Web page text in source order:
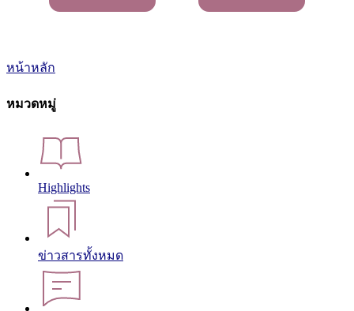
หน้าหลัก
หมวดหมู่
Highlights
ข่าวสารทั้งหมด